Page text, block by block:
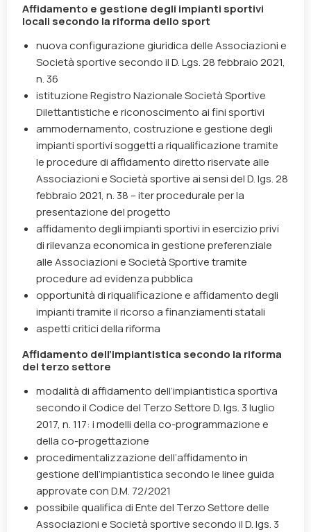
Affidamento e gestione degli impianti sportivi
locali secondo la riforma dello sport
nuova configurazione giuridica delle Associazioni e
Società sportive secondo ilD. Lgs. 28 febbraio 2021,
n. 36
istituzione Registro Nazionale Società Sportive
Dilettantistiche e riconoscimento ai fini sportivi
ammodernamento, costruzione e gestione degli
impianti sportivi soggetti a riqualificazione tramite
le procedure di affidamento diretto riservate alle
Associazioni e Società sportive ai sensi delD. lgs. 28
febbraio 2021, n. 38 – iter procedurale per la
presentazione del progetto
affidamento degli impianti sportivi in esercizio privi
di rilevanza economica in gestione preferenziale
alle Associazioni e Società Sportive tramite
procedure ad evidenza pubblica
opportunità di riqualificazione e affidamento degli
impianti tramite il ricorso a finanziamenti statali
aspetti critici della riforma
Affidamento dell’impiantistica secondo la riforma
del terzo settore
modalità di affidamento dell’impiantistica sportiva
secondo il Codice del Terzo SettoreD. lgs. 3 luglio
2017, n. 117: i modelli della co-programmazione e
della co-progettazione
procedimentalizzazione dell’affidamento in
gestione dell’impiantistica secondo le linee guida
approvate conD.M. 72/2021
possibile qualifica di Ente del Terzo Settore delle
Associazioni e Società sportive secondo ilD. lgs. 3